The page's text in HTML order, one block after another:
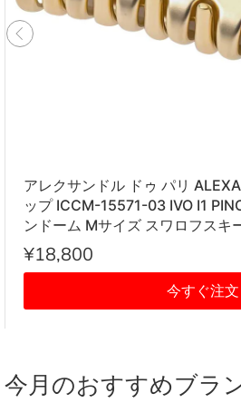
アレクサンドル ドゥ パリ
ップ ICCM-15571-03 IVO I1
ンドーム Mサイズ スワロフスキ
レディース アイボリー系
¥18,800
今すぐ注文
今月のおすすめブラ